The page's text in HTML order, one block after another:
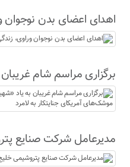
اهدای اعضای بدن نوجوان
نیازمند شد
برگزاری مراسم شام
نژاد» در محل اصابت
جنایتکار به لامرد
مدیرعامل شرکت صنایع
شد